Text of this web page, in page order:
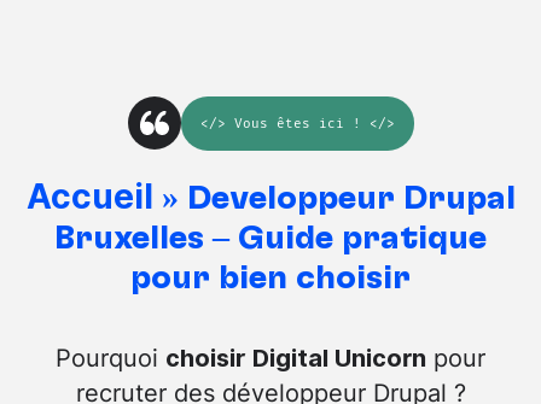
</> Vous êtes ici ! </>
Accueil » Développeur Drupal
Bruxelles – Guide pratique
pour bien choisir
Pourquoi choisir Digital Unicorn pour
recruter des développeur Drupal ?